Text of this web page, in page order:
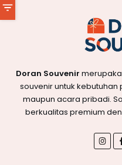
Doran Souvenir
souvenir untuk
maupun acara pribadi.
berkualitas premium